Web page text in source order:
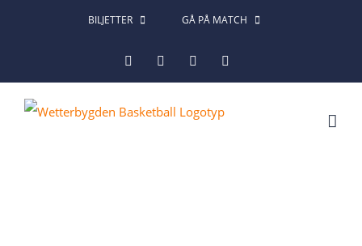
BILJETTER GÅ PÅ MATCH
FacebookInstagram